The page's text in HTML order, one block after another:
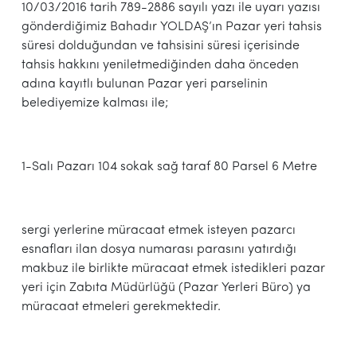
10/03/2016 tarih 789-2886 sayılı yazı ile uyarı yazısı
gönderdiğimiz Bahadır YOLDAŞ’ın Pazar yeri tahsis
süresi dolduğundan ve tahsisini süresi içerisinde
tahsis hakkını yeniletmediğinden daha önceden
adına kayıtlı bulunan Pazar yeri parselinin
belediyemize kalması ile;
1-Salı Pazarı 104 sokak sağ taraf 80 Parsel 6 Metre
sergi yerlerine müracaat etmek isteyen pazarcı
esnafları ilan dosya numarası parasını yatırdığı
makbuz ile birlikte müracaat etmek istedikleri pazar
yeri için Zabıta Müdürlüğü (Pazar Yerleri Büro) ya
müracaat etmeleri gerekmektedir.